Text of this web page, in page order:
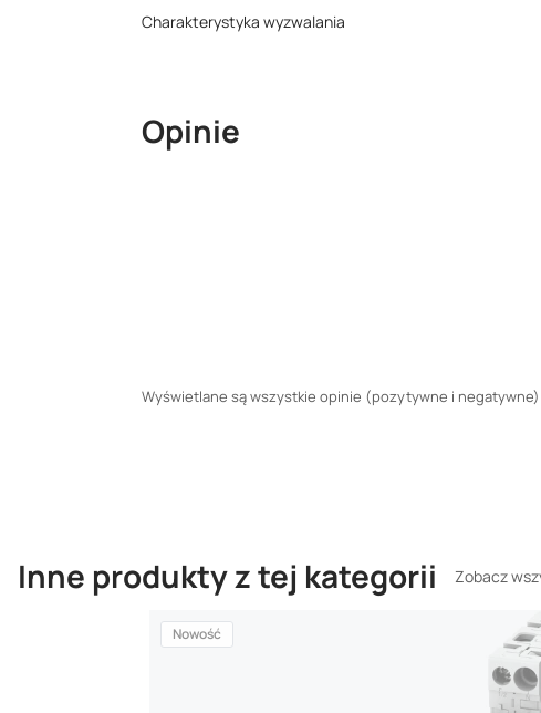
Charakterystyka wyzwalania
Opinie
Wyświetlane są wszystkie opinie (pozytywne i
Inne produkty z tej kategorii Zobacz
Nowość